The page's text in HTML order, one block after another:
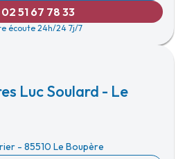
02 51 67 78 33
écoute 24h/24 7j/7
Luc Soulard - Le
- 85510 Le Boupère